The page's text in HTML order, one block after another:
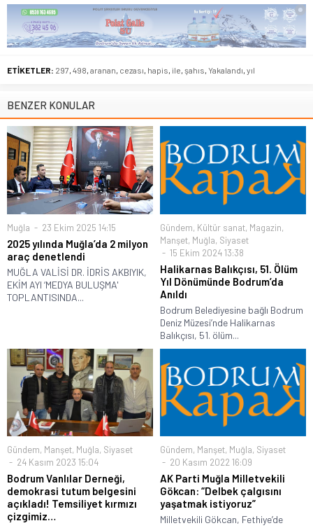
ETİKETLER: 297, 498, aranan, cezası, hapis, ile, şahıs, Yakalandı, yıl
BENZER KONULAR
Muğla 23 Ekim 2025 14:15
2025 yılında Muğla’da 2 milyon
araç denetlendi
MUĞLA VALİSİ DR. İDRİS AKBIYIK,
EKİM AYI ‘MEDYA BULUŞMA'
TOPLANTISINDA...
Gündem, Kültür sanat, Magazin,
Manşet, Muğla, Siyaset
15 Ekim 2024 13:38
Halikarnas Balıkçısı, 51. Ölüm
Yıl Dönümünde Bodrum’da
Anıldı
Bodrum Belediyesine bağlı Bodrum
Deniz Müzesi’nde Halikarnas
Balıkçısı, 51. ölüm...
Gündem, Manşet, Muğla, Siyaset
24 Kasım 2023 15:04
Bodrum Vanlılar Derneği,
demokrasi tutum belgesini
açıkladı! Temsiliyet kırmızı
çizgimiz…
Gündem, Manşet, Muğla, Siyaset
20 Kasım 2022 16:09
AK Parti Muğla Milletvekili
Gökcan: “Delbek çalgısını
yaşatmak istiyoruz”
Milletvekili Gökcan, Fethiye’de